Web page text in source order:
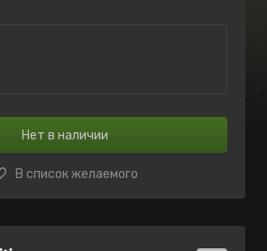
Нет в наличии
В список желаемого